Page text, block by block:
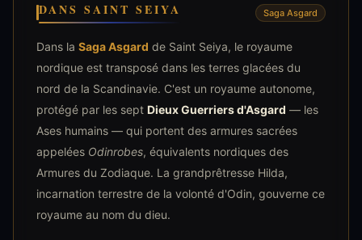
DANS SAINT SEIYA Saga Asgard
Dans la Saga Asgard de Saint Seiya, le royaume
nordique est transposé dans les terres glacées du
nord de la Scandinavie. C'est un royaume autonome,
protégé par les sept Dieux Guerriers d'Asgard — les
Ases humains — qui portent des armures sacrées
appelées Odinrobes, équivalents nordiques des
Armures du Zodiaque. La grandprêtresse Hilda,
incarnation terrestre de la volonté d'Odin, gouverne ce
royaume au nom du dieu.